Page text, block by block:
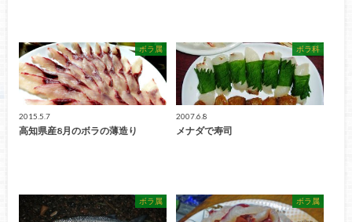
ボラ属
2015.5.7
高知県産8月のボラの薄造り
ボラ科
2007.6.8
メナダで寿司
ボラ属 ボラ属